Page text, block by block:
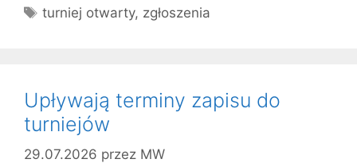
Tagi
turniej otwarty, zgłoszenia
Upływają terminy zapisu do
turniejów
29.07.2026 przez MW